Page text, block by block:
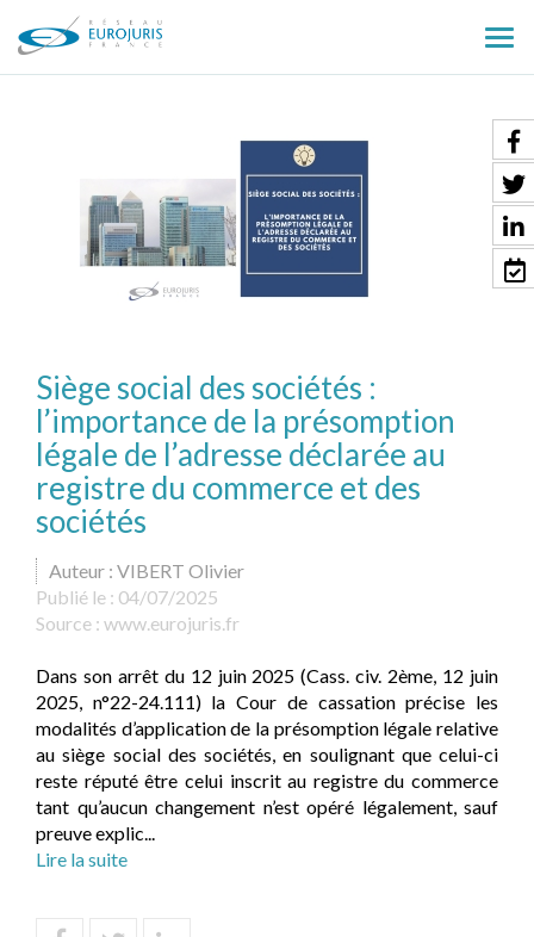
le
Siège social des sociétés :
l’importance de la présomption
légale de l’adresse déclarée au
registre du commerce et des
sociétés
Auteur : VIBERT Olivier
Publié le : 04/07/2025
Source : www.eurojuris.fr
Dans son arrêt du 12 juin 2025 (Cass. civ. 2ème, 12 juin
2025, n°22-24.111) la Cour de cassation précise les
modalités d’application de la présomption légale relative
au siège social des sociétés, en soulignant que celui-ci
reste réputé être celui inscrit au registre du commerce
tant qu’aucun changement n’est opéré légalement, sauf
preuve explic...
Lire la suite